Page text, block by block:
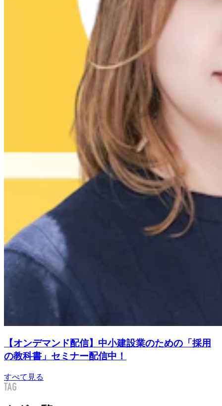
【オンデマンド配信】中小建設業のための「採用
の教科書」セミナー配信中！
すべて見る